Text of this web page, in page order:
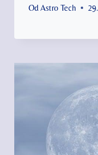
Od Astro Tech